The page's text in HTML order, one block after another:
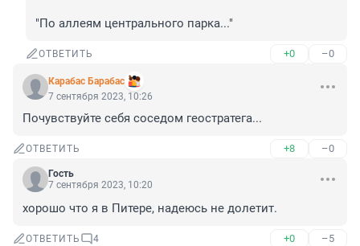
"По аллеям центрального парка..."
ОТВЕТИТЬ +0 –0
Карабас Барабас
7 сентября 2023, 10:26
Почувствуйте себя соседом геостратега...
ОТВЕТИТЬ +8 –0
Гость
7 сентября 2023, 10:20
хорошо что я в Питере, надеюсь не долетит.
ОТВЕТИТЬ 4 +0 –5